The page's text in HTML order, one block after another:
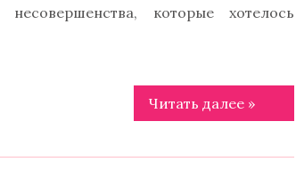
которые хотелось
Читать далее »